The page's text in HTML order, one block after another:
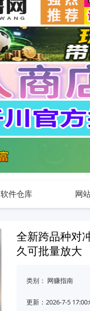
软件仓库 网
全新跨品种对
久可批量放大
类别： 网赚指南
更新：2026-7-5